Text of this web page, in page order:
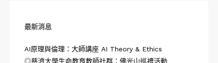
最新消息
AI原理與倫理：大師講座 AI Theory & Ethics
◎慈濟大學生命教育教師社群：佛光山巡禮活動